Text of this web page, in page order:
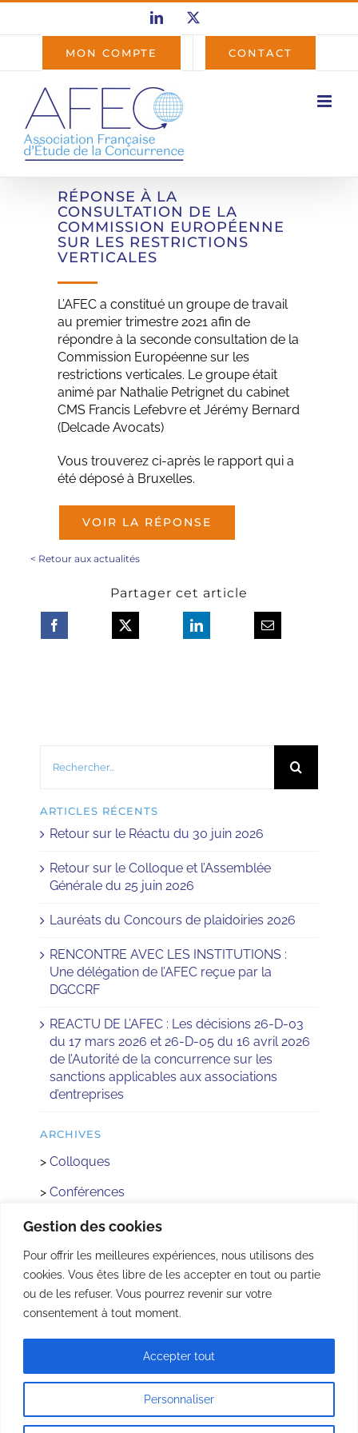
Gestion des cookies
Pour offrir les meilleures expériences, nous utilisons des
cookies. Vous êtes libre de les accepter en tout ou partie
ou de les refuser. Vous pourrez revenir sur votre
consentement à tout moment.
Personnaliser
Accepter tout
Passer
LinkedIn
MON COMPTE CONTACT
RÉPONSE À LA
CONSULTATION DE LA
COMMISSION EUROPÉENNE
SUR LES RESTRICTIONS
VERTICALES
L’AFEC a constitué un groupe de travail
au premier trimestre 2021 afin de
répondre à la seconde consultation de la
Commission Européenne sur les
restrictions verticales. Le groupe était
animé par Nathalie Petrignet du cabinet
CMS Francis Lefebvre et Jérémy Bernard
(Delcade Avocats)
Vous trouverez ci-après le rapport qui a
été déposé à Bruxelles.
VOIR LA RÉPONSE
< Retour aux actualités
Partager cet article
ARTICLES RÉCENTS
Retour sur le Réactu du 30 juin 2026
Retour sur le Colloque et l’Assemblée
Générale du 25 juin 2026
Lauréats du Concours de plaidoiries 2026
RENCONTRE AVEC LES INSTITUTIONS :
Une délégation de l’AFEC reçue par la
DGCCRF
REACTU DE L’AFEC : Les décisions 26-D-03
du 17 mars 2026 et 26-D-05 du 16 avril 2026
de l’Autorité de la concurrence sur les
sanctions applicables aux associations
d’entreprises
ARCHIVES
> Colloques
> Conférences
>Réactus
> Concours
>Rencontre avec les Institutions
>AFEC Jeunes
© Copyright 2022 - | Tous droits réservés |Mentions légales
paracteris